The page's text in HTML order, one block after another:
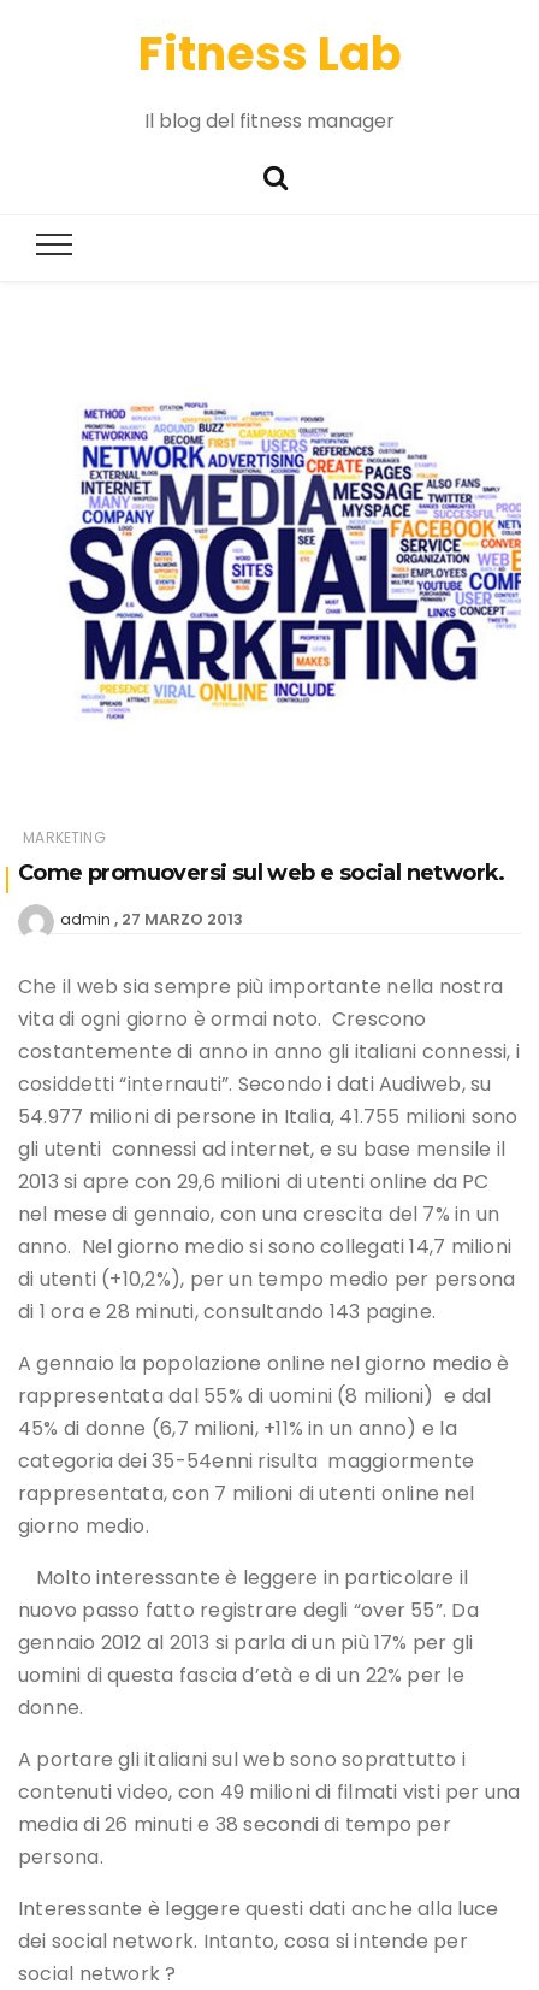
Fitness Lab
Il blog del fitness manager
MARKETING
Come promuoversi sul web e social network.
admin 27 MARZO 2013
Che il web sia sempre più importante nella nostra
vita di ogni giorno è ormai noto. Crescono
costantemente di anno in anno gli italiani connessi, i
cosiddetti “internauti”. Secondo i dati Audiweb, su
54.977 milioni di persone in Italia, 41.755 milioni sono
gli utenti connessi ad internet, e su base mensile il
2013 si apre con 29,6 milioni di utenti online da PC
nel mese di gennaio, con una crescita del 7% in un
anno. Nel giorno medio si sono collegati 14,7 milioni
di utenti (+10,2%), per un tempo medio per persona
di 1 ora e 28 minuti, consultando 143 pagine.
A gennaio la popolazione online nel giorno medio è
rappresentata dal 55% di uomini (8 milioni) e dal
45% di donne (6,7 milioni, +11% in un anno) e la
categoria dei 35-54enni risulta maggiormente
rappresentata, con 7 milioni di utenti online nel
giorno medio.
Molto interessante è leggere in particolare il
nuovo passo fatto registrare degli “over 55”. Da
gennaio 2012 al 2013 si parla di un più 17% per gli
uomini di questa fascia d’età e di un 22% per le
donne.
A portare gli italiani sul web sono soprattutto i
contenuti video, con 49 milioni di filmati visti per una
media di 26 minuti e 38 secondi di tempo per
persona.
Interessante è leggere questi dati anche alla luce
dei social network. Intanto, cosa si intende per
social network ?